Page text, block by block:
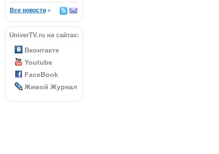
Все новости »
UniverTV.ru на сайтах:
Вконтакте
Youtube
FaceBook
Живой Журнал